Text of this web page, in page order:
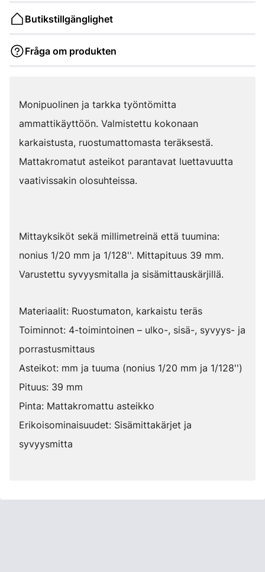
Butikstillgänglighet
Fråga om produkten
Monipuolinen ja tarkka työntömitta
ammattikäyttöön. Valmistettu kokonaan
karkaistusta, ruostumattomasta teräksestä.
Mattakromatut asteikot parantavat luettavuutta
vaativissakin olosuhteissa.
Mittayksiköt sekä millimetreinä että tuumina:
nonius 1/20 mm ja 1/128''. Mittapituus 39 mm.
Varustettu syvyysmitalla ja sisämittauskärjillä.
Materiaalit: Ruostumaton, karkaistu teräs
Toiminnot: 4-toimintoinen – ulko-, sisä-, syvyys- ja
porrastusmittaus
Asteikot: mm ja tuuma (nonius 1/20 mm ja 1/128'')
Pituus: 39 mm
Pinta: Mattakromattu asteikko
Erikoisominaisuudet: Sisämittakärjet ja
syvyysmitta